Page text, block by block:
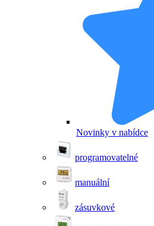
Novinky v nabídce
programovatelné
manuální
zásuvkové